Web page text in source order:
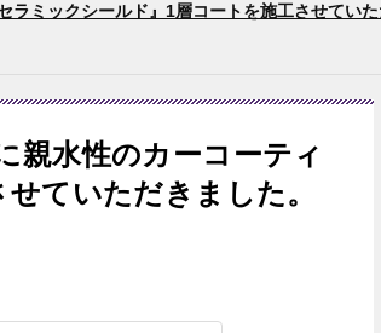
ミックシールド』1層コートを施工させてい
親水性のカーコーティ
ていただきました。